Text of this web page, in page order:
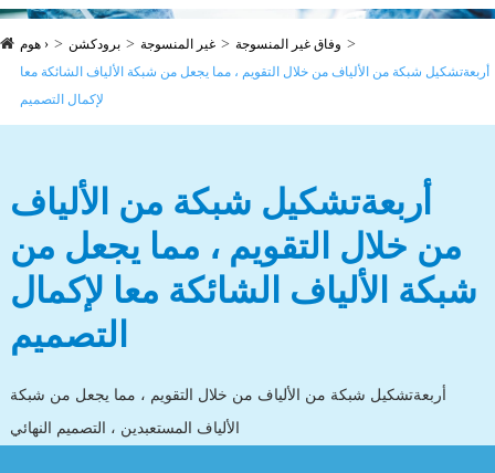
هوم › برودكشن غير المنسوجة
وفاق غير المنسوجة
أربعةتشكيل شبكة من الألياف من خلال التقويم ، مما يجعل من شبكة الألياف الشائكة معا
لإكمال التصميم
أربعةتشكيل شبكة من الألياف
من خلال التقويم ، مما يجعل من
شبكة الألياف الشائكة معا لإكمال
التصميم
أربعةتشكيل شبكة من الألياف من خلال التقويم ، مما يجعل من شبكة
الألياف المستعبدين ، التصميم النهائي